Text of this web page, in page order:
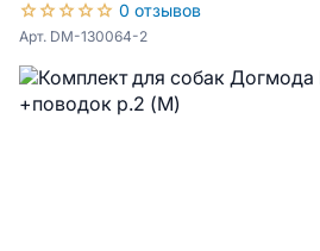
0 отзывов
Арт. DM-130064-2